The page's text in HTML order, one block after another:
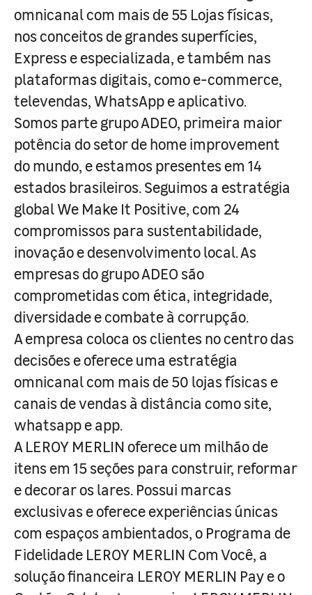
omnicanal com mais de 55 Lojas físicas,
nos conceitos de grandes superfícies,
Express e especializada, e também nas
plataformas digitais, como e-commerce,
televendas, WhatsApp e aplicativo.
Somos parte grupo ADEO, primeira maior
potência do setor de home improvement
do mundo, e estamos presentes em 14
estados brasileiros. Seguimos a estratégia
global We Make It Positive, com 24
compromissos para sustentabilidade,
inovação e desenvolvimento local. As
empresas do grupo ADEO são
comprometidas com ética, integridade,
diversidade e combate à corrupção.
A empresa coloca os clientes no centro das
decisões e oferece uma estratégia
omnicanal com mais de 50 lojas físicas e
canais de vendas à distância como site,
whatsapp e app.
A LEROY MERLIN oferece um milhão de
itens em 15 seções para construir, reformar
e decorar os lares. Possui marcas
exclusivas e oferece experiências únicas
com espaços ambientados, o Programa de
Fidelidade LEROY MERLIN Com Você, a
solução financeira LEROY MERLIN Pay e o